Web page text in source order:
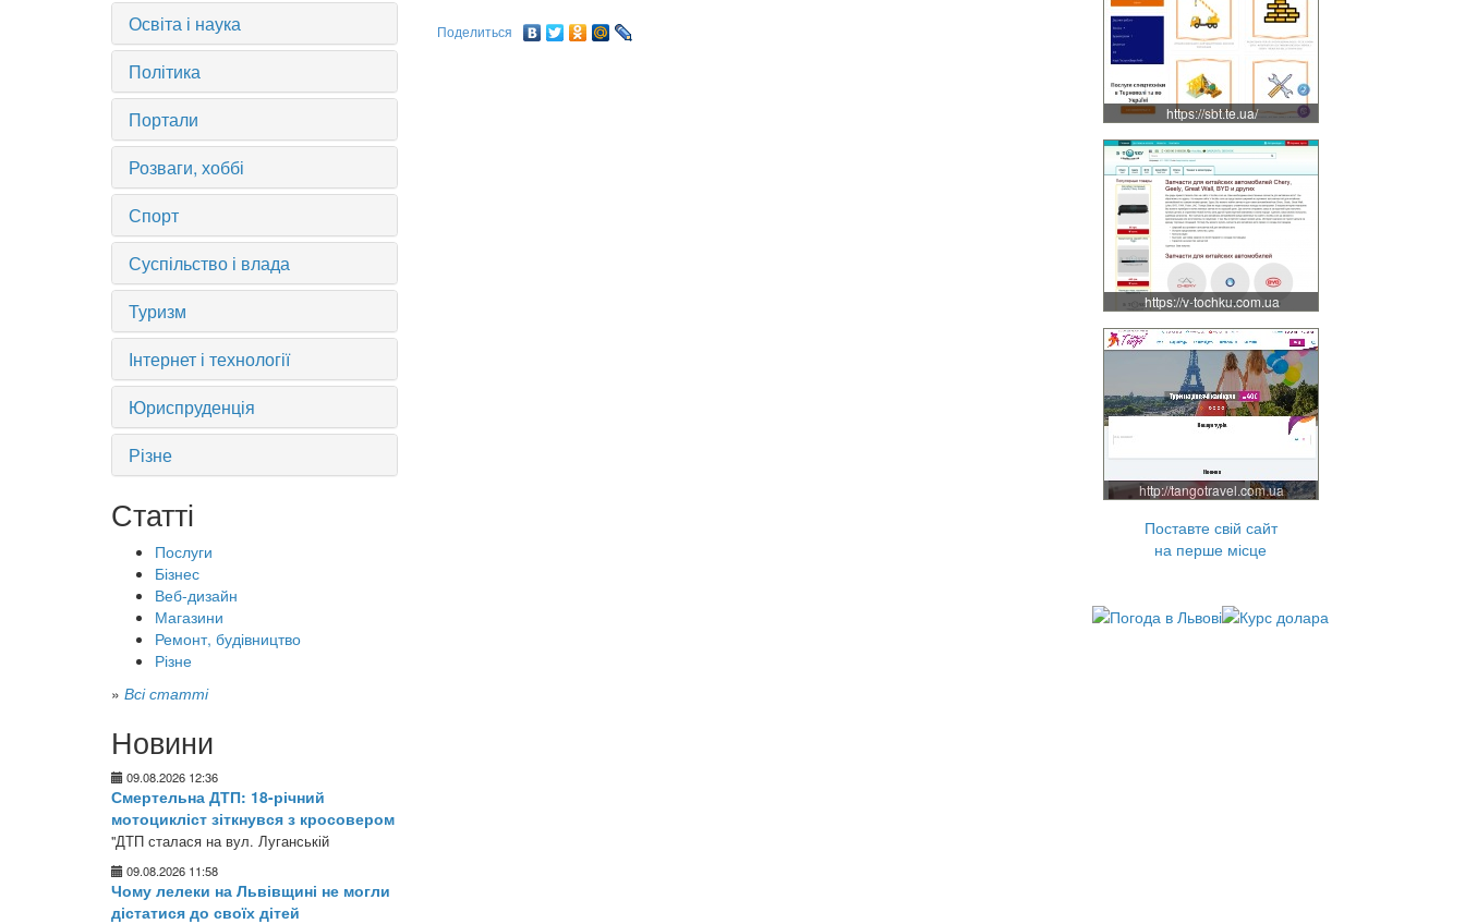
Освіта і наука
Політика
Портали
Розваги, хоббі
Спорт
Суспільство і влада
Туризм
Інтернет і технології
Юриспруденція
Різне
Статті
Послуги
Бізнес
Веб-дизайн
Магазини
Ремонт, будівництво
Різне
» Всі статті
Новини
09.08.2026 12:36
Смертельна ДТП: 18-річний
мотоцикліст зіткнувся з кросовером
"ДТП сталася на вул. Луганській
09.08.2026 11:58
Чому лелеки на Львівщині не могли
дістатися до своїх дітей
Поделиться
https://sbt.te.ua/
https://v-tochku.com.ua
http://tangotravel.com.ua
Поставте свій сайт
на перше місце